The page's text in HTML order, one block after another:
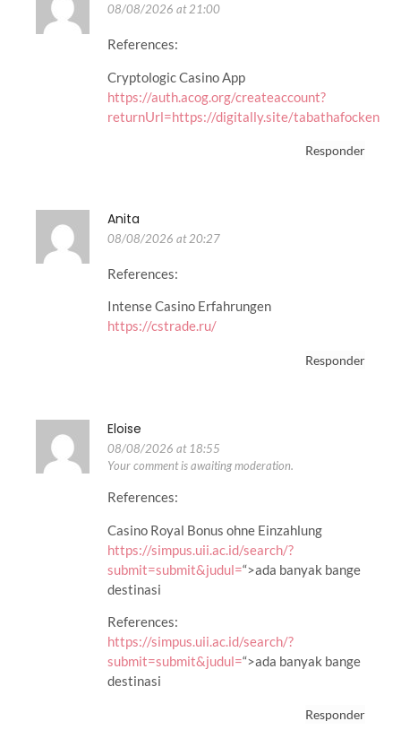
08/08/2026 at 21:00
References:
Cryptologic Casino App
https://auth.acog.org/createaccount?
returnUrl=https://digitally.site/tabathafocken
Responder
Anita
08/08/2026 at 20:27
References:
Intense Casino Erfahrungen
https://cstrade.ru/
Responder
Eloise
08/08/2026 at 18:55
Your comment is awaiting moderation.
References:
Casino Royal Bonus ohne Einzahlung
https://simpus.uii.ac.id/search/?
submit=submit&judul=“>ada banyak bange
destinasi
References:
https://simpus.uii.ac.id/search/?
submit=submit&judul=“>ada banyak bange
destinasi
Responder